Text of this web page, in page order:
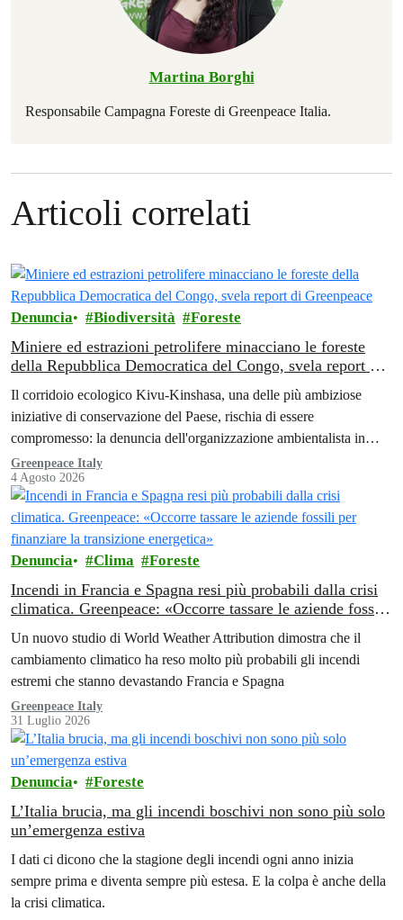
Martina Borghi
Responsabile Campagna Foreste di Greenpeace Italia.
Articoli correlati
Denuncia Biodiversità Foreste
Miniere ed estrazioni petrolifere minacciano le foreste
della Repubblica Democratica del Congo, svela report di
Il corridoio ecologico Kivu-Kinshasa, una delle più ambiziose
iniziative di conservazione del Paese, rischia di essere
compromesso: la denuncia dell'organizzazione ambientalista in
Africa.
Greenpeace Italy
4 Agosto 2026
Denuncia Clima Foreste
Incendi in Francia e Spagna resi più probabili dalla crisi
climatica. Greenpeace: «Occorre tassare le aziende fossili
Un nuovo studio di World Weather Attribution dimostra che il
cambiamento climatico ha reso molto più probabili gli incendi
estremi che stanno devastando Francia e Spagna
Greenpeace Italy
31 Luglio 2026
Denuncia Foreste
L’Italia brucia, ma gli incendi boschivi non sono più solo
un’emergenza estiva
I dati ci dicono che la stagione degli incendi ogni anno inizia
sempre prima e diventa sempre più estesa. E la colpa è anche della
la crisi climatica.